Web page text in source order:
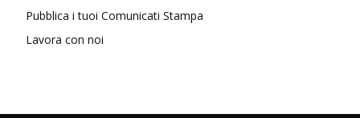
Pubblica i tuoi Comunicati Stampa
Lavora con noi